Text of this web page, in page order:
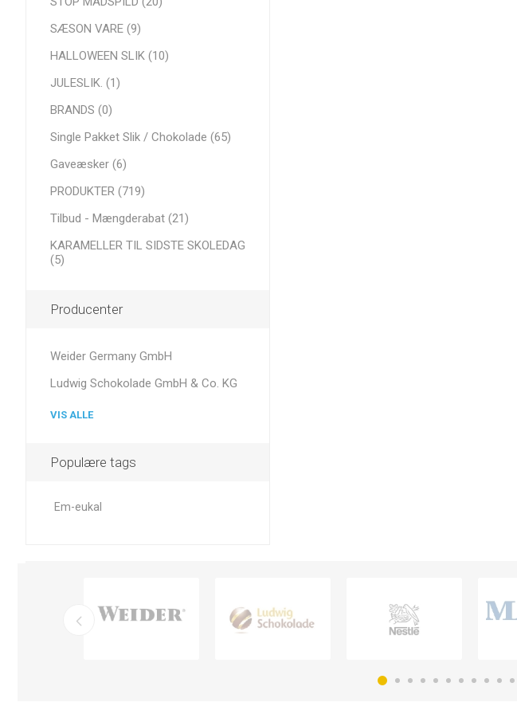
SÆSON VARE (9)
HALLOWEEN SLIK (10)
JULESLIK. (1)
BRANDS (0)
Single Pakket Slik / Chokolade (65)
Gaveæsker (6)
PRODUKTER (719)
Tilbud - Mængderabat (21)
KARAMELLER TIL SIDSTE SKOLEDAG
(5)
Producenter
Weider Germany GmbH
Ludwig Schokolade GmbH & Co. KG
VIS ALLE
Populære tags
Em-eukal